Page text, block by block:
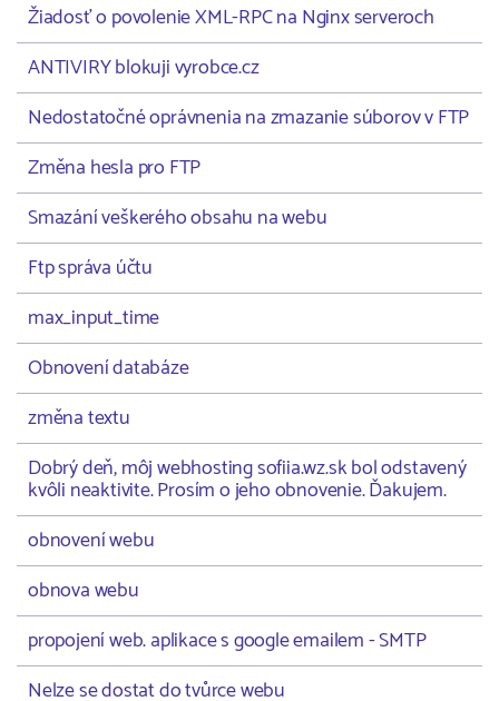
Žiadosť o povolenie XML-RPC na Nginx serveroch
ANTIVIRY blokuji vyrobce.cz
Nedostatočné oprávnenia na zmazanie súborov v FTP
Změna hesla pro FTP
Smazání veškerého obsahu na webu
Ftp správa účtu
max_input_time
Obnovení databáze
změna textu
Dobrý deň, môj webhosting sofiia.wz.sk bol odstavený
kvôli neaktivite. Prosím o jeho obnovenie. Ďakujem.
obnovení webu
obnova webu
propojení web. aplikace s google emailem - SMTP
Nelze se dostat do tvůrce webu